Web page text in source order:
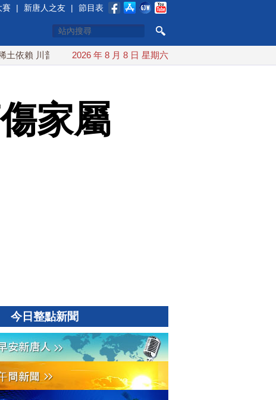
賽 | 新唐人之友 | 節目表
川普宣布礦業投資20億美元 中東局勢動盪 土耳其沙特巴基斯
2026 年 8 月 8 日 星期六
家屬
今日整點新聞